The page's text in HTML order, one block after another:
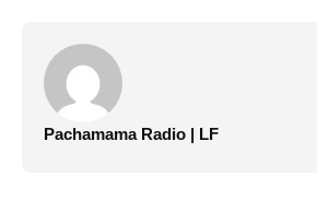
Pachamama Radio | LF